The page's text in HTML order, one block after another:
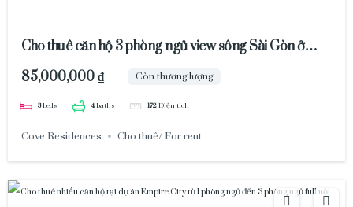
Cho thuê căn hộ 3 phòng ngủ view sông Sài Gòn ở
tháp Cove Empire City 85 triệu /tháng
85,000,000 ₫ Còn thương lượng
3beds 4baths 172 Diện tích
Cove Residences Cho thuê/ For rent